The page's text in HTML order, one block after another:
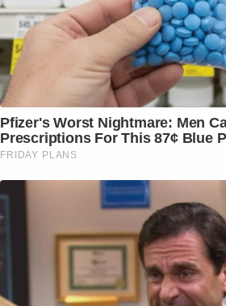
Pfizer's Worst Nightmare: Men
Prescriptions For This 87¢ Blue
FRIDAY PLANS